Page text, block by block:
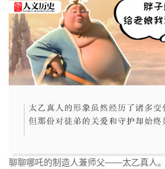
聊聊哪吒的制造人兼师父——太乙真人